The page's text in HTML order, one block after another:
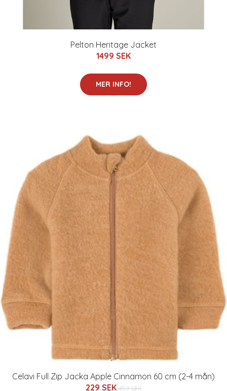
Pelton Heritage Jacket
1499 SEK
MER INFO!
Celavi Full Zip Jacka Apple Cinnamon 60 cm (2-4 mån)
229 SEK 459 SEK